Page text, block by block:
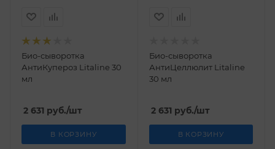
Био-сыворотка
АнтиКупероз Litaline 30
мл
2 631 руб./шт
В КОРЗИНУ
Био-сыворотка
АнтиЦеллюлит Litaline
30 мл
2 631 руб./шт
В КОРЗИНУ